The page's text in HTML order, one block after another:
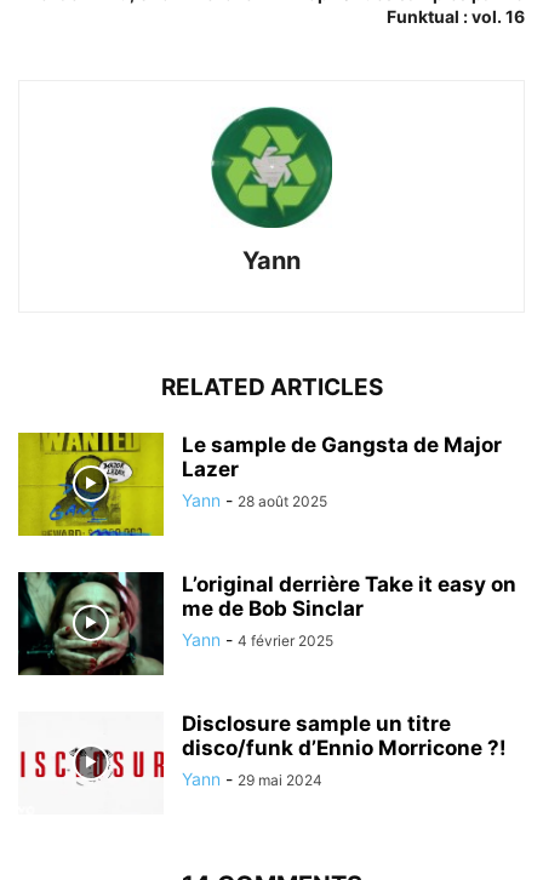
Funktual : vol. 16
Yann
RELATED ARTICLES
Le sample de Gangsta de Major
Lazer
Yann - 28 août 2025
L’original derrière Take it easy on
me de Bob Sinclar
Yann - 4 février 2025
Disclosure sample un titre
disco/funk d’Ennio Morricone ?!
Yann - 29 mai 2024